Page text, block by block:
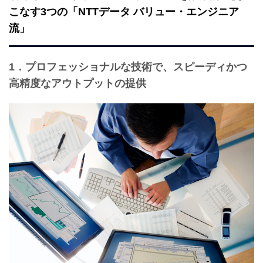
こなす3つの「NTTデータ バリュー・エンジニア
流」
1．プロフェッショナルな技術で、スピーディかつ
高精度なアウトプットの提供